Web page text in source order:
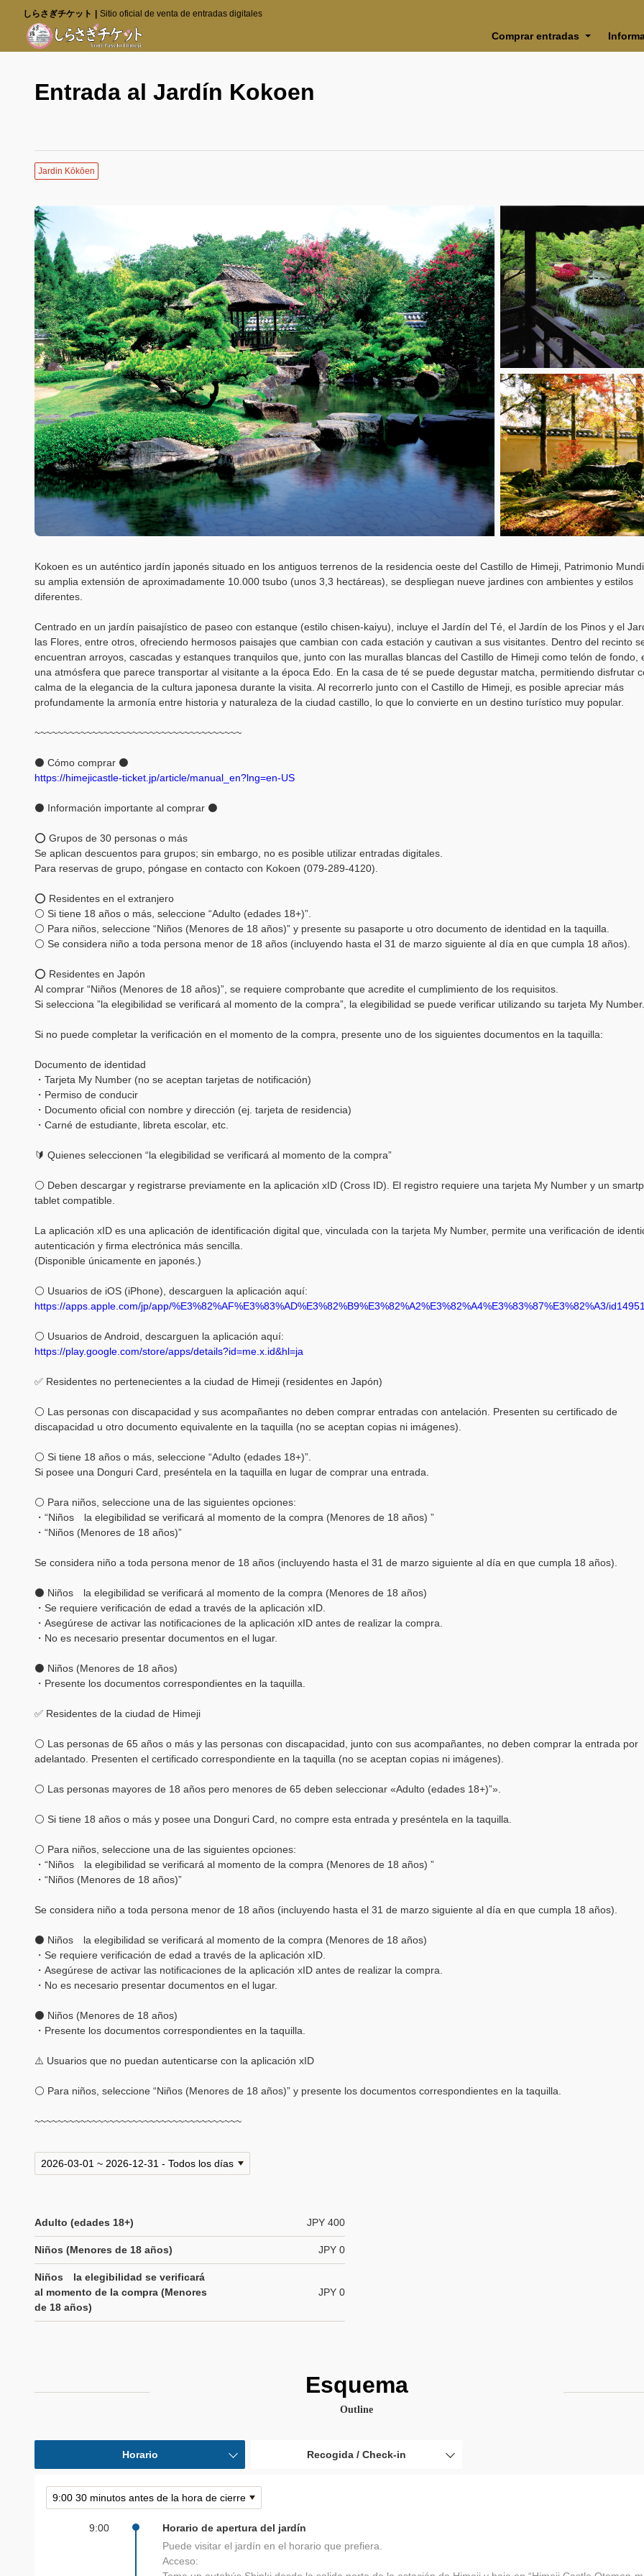
しらさぎチケット Sitio oficial de venta de entradas digitales
Comprar entradas
Entrada al Jardín Kokoen
Jardin Kōkōen
Kokoen es un auténtico jardín japonés situado en los antiguos terrenos de la residencia oeste del Castillo de Himeji, Patrimonio
su amplia extensión de aproximadamente 10.000 tsubo (unos 3,3 hectáreas), se despliegan nueve jardines con ambientes y estilos
diferentes.
Centrado en un jardín paisajístico de paseo con estanque (estilo chisen-kaiyu), incluye el Jardín del Té, el Jardín de los Pinos y el
las Flores, entre otros, ofreciendo hermosos paisajes que cambian con cada estación y cautivan a sus visitantes. Dentro del recinto
encuentran arroyos, cascadas y estanques tranquilos que, junto con las murallas blancas del Castillo de Himeji como telón de fondo,
una atmósfera que parece transportar al visitante a la época Edo. En la casa de té se puede degustar matcha, permitiendo disfrutar
calma de la elegancia de la cultura japonesa durante la visita. Al recorrerlo junto con el Castillo de Himeji, es posible apreciar más
profundamente la armonía entre historia y naturaleza de la ciudad castillo, lo que lo convierte en un destino turístico muy popular.
~~~~~~~~~~~~~~~~~~~~~~~~~~~~~~~~~~~~
⚫ Cómo comprar ⚫
https://himejicastle-ticket.jp/article/manual_en?lng=en-US
⚫ Información importante al comprar ⚫
⭕ Grupos de 30 personas o más
Se aplican descuentos para grupos; sin embargo, no es posible utilizar entradas digitales.
Para reservas de grupo, póngase en contacto con Kokoen (079-289-4120).
⭕ Residentes en el extranjero
⚪ Si tiene 18 años o más, seleccione “Adulto (edades 18+)”.
⚪ Para niños, seleccione “Niños (Menores de 18 años)” y presente su pasaporte u otro documento de identidad en la taquilla.
⚪ Se considera niño a toda persona menor de 18 años (incluyendo hasta el 31 de marzo siguiente al día en que cumpla 18 años).
⭕ Residentes en Japón
Al comprar “Niños (Menores de 18 años)”, se requiere comprobante que acredite el cumplimiento de los requisitos.
Si selecciona ”la elegibilidad se verificará al momento de la compra”, la elegibilidad se puede verificar utilizando su tarjeta My Number.
Si no puede completar la verificación en el momento de la compra, presente uno de los siguientes documentos en la taquilla:
Documento de identidad
・Tarjeta My Number (no se aceptan tarjetas de notificación)
・Permiso de conducir
・Documento oficial con nombre y dirección (ej. tarjeta de residencia)
・Carné de estudiante, libreta escolar, etc.
🔰 Quienes seleccionen “la elegibilidad se verificará al momento de la compra”
⚪ Deben descargar y registrarse previamente en la aplicación xID (Cross ID). El registro requiere una tarjeta My Number y un
tablet compatible.
La aplicación xID es una aplicación de identificación digital que, vinculada con la tarjeta My Number, permite una verificación de
autenticación y firma electrónica más sencilla.
(Disponible únicamente en japonés.)
⚪ Usuarios de iOS (iPhone), descarguen la aplicación aquí:
https://apps.apple.com/jp/app/%E3%82%AF%E3%83%AD%E3%82%B9%E3%82%A2%E3%82%A4%E3%83%87%E3%82%A3/
⚪ Usuarios de Android, descarguen la aplicación aquí:
https://play.google.com/store/apps/details?id=me.x.id&hl=ja
✅ Residentes no pertenecientes a la ciudad de Himeji (residentes en Japón)
⚪ Las personas con discapacidad y sus acompañantes no deben comprar entradas con antelación. Presenten su certificado de
discapacidad u otro documento equivalente en la taquilla (no se aceptan copias ni imágenes).
⚪ Si tiene 18 años o más, seleccione “Adulto (edades 18+)”.
Si posee una Donguri Card, preséntela en la taquilla en lugar de comprar una entrada.
⚪ Para niños, seleccione una de las siguientes opciones:
・“Niños la elegibilidad se verificará al momento de la compra (Menores de 18 años) ”
・“Niños (Menores de 18 años)”
Se considera niño a toda persona menor de 18 años (incluyendo hasta el 31 de marzo siguiente al día en que cumpla 18 años).
⚫ Niños la elegibilidad se verificará al momento de la compra (Menores de 18 años)
・Se requiere verificación de edad a través de la aplicación xID.
・Asegúrese de activar las notificaciones de la aplicación xID antes de realizar la compra.
・No es necesario presentar documentos en el lugar.
⚫ Niños (Menores de 18 años)
・Presente los documentos correspondientes en la taquilla.
✅ Residentes de la ciudad de Himeji
⚪ Las personas de 65 años o más y las personas con discapacidad, junto con sus acompañantes, no deben comprar la entrada por
adelantado. Presenten el certificado correspondiente en la taquilla (no se aceptan copias ni imágenes).
⚪ Las personas mayores de 18 años pero menores de 65 deben seleccionar «Adulto (edades 18+)”».
⚪ Si tiene 18 años o más y posee una Donguri Card, no compre esta entrada y preséntela en la taquilla.
⚪ Para niños, seleccione una de las siguientes opciones:
・“Niños la elegibilidad se verificará al momento de la compra (Menores de 18 años) ”
・“Niños (Menores de 18 años)”
Se considera niño a toda persona menor de 18 años (incluyendo hasta el 31 de marzo siguiente al día en que cumpla 18 años).
⚫ Niños la elegibilidad se verificará al momento de la compra (Menores de 18 años)
・Se requiere verificación de edad a través de la aplicación xID.
・Asegúrese de activar las notificaciones de la aplicación xID antes de realizar la compra.
・No es necesario presentar documentos en el lugar.
⚫ Niños (Menores de 18 años)
・Presente los documentos correspondientes en la taquilla.
⚠️ Usuarios que no puedan autenticarse con la aplicación xID
⚪ Para niños, seleccione “Niños (Menores de 18 años)” y presente los documentos correspondientes en la taquilla.
~~~~~~~~~~~~~~~~~~~~~~~~~~~~~~~~~~~~
Adulto (edades 18+) JPY 400
Niños (Menores de 18 años) JPY 0
Niños la elegibilidad se verificará
al momento de la compra (Menores
de 18 años)
JPY 0
Esquema
Outline
Horario Recogida / Check-in
9:00
Horario de apertura del jardín
Puede visitar el jardín en el horario que prefiera.
Acceso: